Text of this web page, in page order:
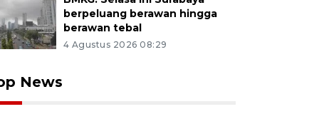
berpeluang berawan hingga
berawan tebal
4 Agustus 2026 08:29
News